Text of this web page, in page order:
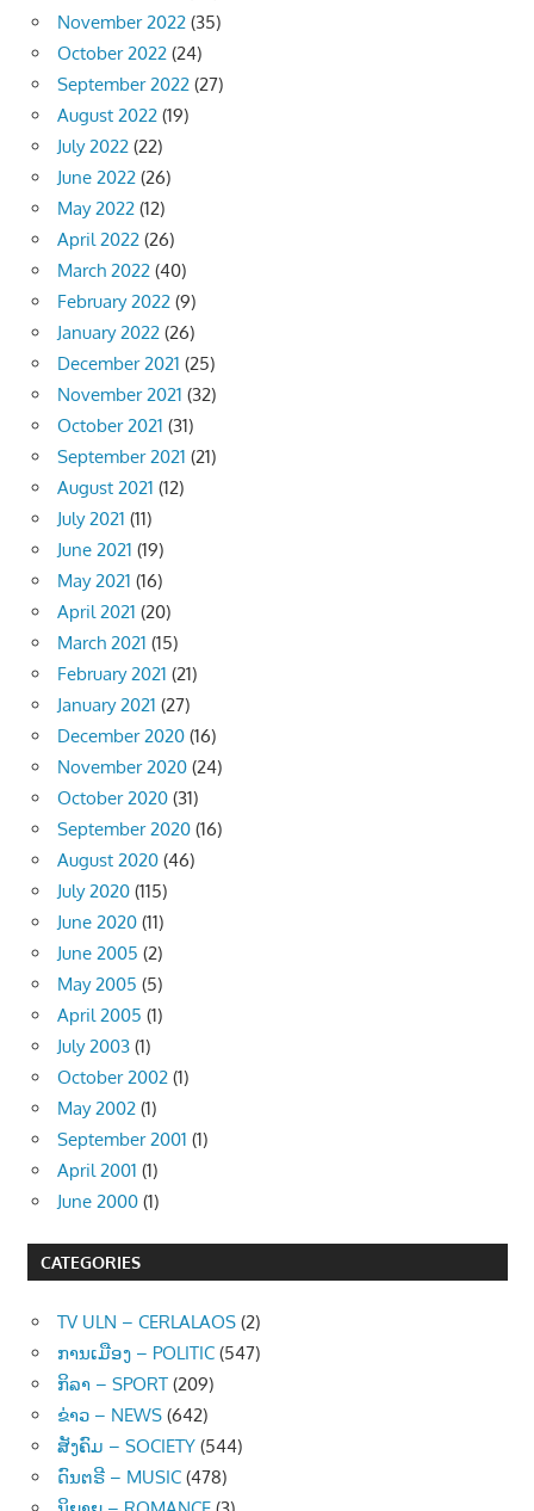
November 2022 (35)
October 2022 (24)
September 2022 (27)
August 2022 (19)
July 2022 (22)
June 2022 (26)
May 2022 (12)
April 2022 (26)
March 2022 (40)
February 2022 (9)
January 2022 (26)
December 2021 (25)
November 2021 (32)
October 2021 (31)
September 2021 (21)
August 2021 (12)
July 2021 (11)
June 2021 (19)
May 2021 (16)
April 2021 (20)
March 2021 (15)
February 2021 (21)
January 2021 (27)
December 2020 (16)
November 2020 (24)
October 2020 (31)
September 2020 (16)
August 2020 (46)
July 2020 (115)
June 2020 (11)
June 2005 (2)
May 2005 (5)
April 2005 (1)
July 2003 (1)
October 2002 (1)
May 2002 (1)
September 2001 (1)
April 2001 (1)
June 2000 (1)
CATEGORIES
TV ULN – CERLALAOS (2)
ການເມືອງ – POLITIC (547)
ກິລາ – SPORT (209)
ຂ່າວ – NEWS (642)
ສັງຄົມ – SOCIETY (544)
ດົນຕຣີ – MUSIC (478)